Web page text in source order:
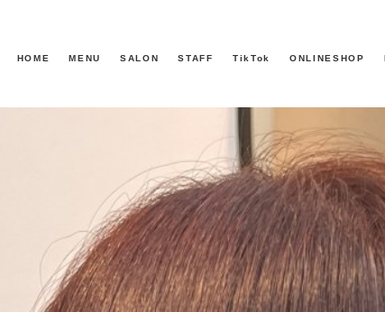
HOME MENU SALON STAFF TikTok ONLINESHOP